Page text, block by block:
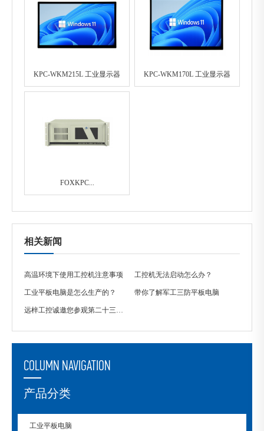
KPC-WKM215L 工业显示器 KPC-WKM170L 工业显示器
FOXKPC...
相关新闻
高温环境下使用工控机注意事项 工控机无法启动怎么办？
工业平板电脑是怎么生产的？ 带你了解军工三防平板电脑
远梓工控诚邀您参观第二十三届中国国际石油石化技术装备展览会
COLUMN NAVIGATION
产品分类
工业平板电脑